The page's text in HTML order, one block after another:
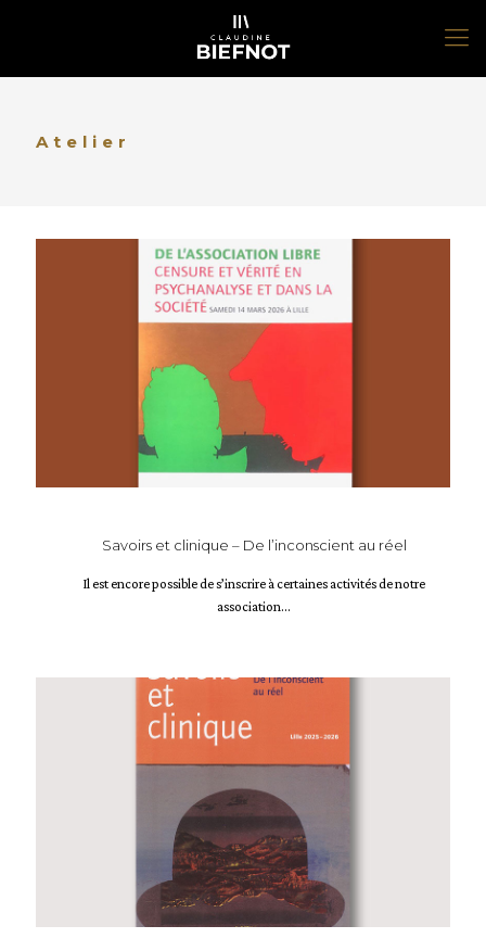
Atelier
Savoirs et clinique – De l’inconscient au réel
Il est encore possible de s’inscrire à certaines activités de notre
association...